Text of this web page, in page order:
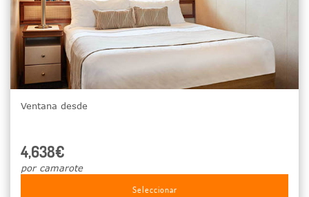
Ventana desde
4,638€
por camarote
Seleccionar